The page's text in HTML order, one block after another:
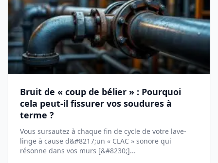
Bruit de « coup de bélier » : Pourquoi
cela peut-il fissurer vos soudures à
terme ?
Vous sursautez à chaque fin de cycle de votre lave-
linge à cause d&#8217;un « CLAC » sonore qui
résonne dans vos murs [&#8230;]...